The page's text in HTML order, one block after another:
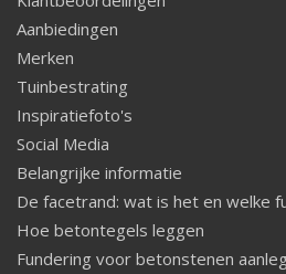
Aanbiedingen
Merken
Tuinbestrating
Inspiratiefoto's
Social Media
Belangrijke informatie
De facetrand: wat is het en welke
Hoe betontegels leggen
Fundering voor betonstenen